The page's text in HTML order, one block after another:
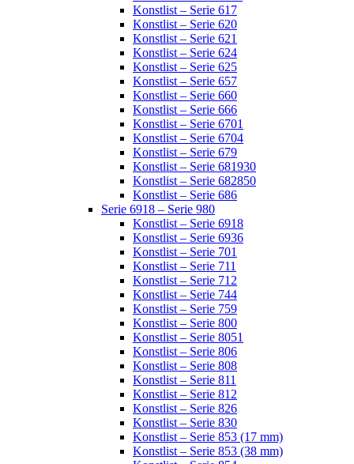
Konstlist – Serie 617
Konstlist – Serie 620
Konstlist – Serie 621
Konstlist – Serie 624
Konstlist – Serie 625
Konstlist – Serie 657
Konstlist – Serie 660
Konstlist – Serie 666
Konstlist – Serie 6701
Konstlist – Serie 6704
Konstlist – Serie 679
Konstlist – Serie 681930
Konstlist – Serie 682850
Konstlist – Serie 686
Serie 6918 – Serie 980
Konstlist – Serie 6918
Konstlist – Serie 6936
Konstlist – Serie 701
Konstlist – Serie 711
Konstlist – Serie 712
Konstlist – Serie 744
Konstlist – Serie 759
Konstlist – Serie 800
Konstlist – Serie 8051
Konstlist – Serie 806
Konstlist – Serie 808
Konstlist – Serie 811
Konstlist – Serie 812
Konstlist – Serie 826
Konstlist – Serie 830
Konstlist – Serie 853 (17 mm)
Konstlist – Serie 853 (38 mm)